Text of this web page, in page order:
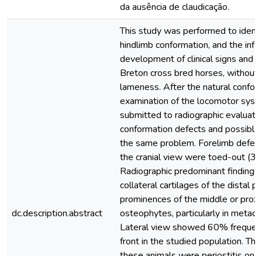
da ausência de claudicação.
dc.description.abstract
This study was performed to
hindlimb conformation, and the
development of clinical signs and
Breton cross bred horses,
lameness. After the natural
examination of the locomotor
submitted to radiographic
conformation defects and
the same problem. Forelimb
the cranial view were toed-out
Radiographic predominant
collateral cartilages of the distal
prominences of the middle or
osteophytes, particularly in
Lateral view showed 60%
front in the studied population.